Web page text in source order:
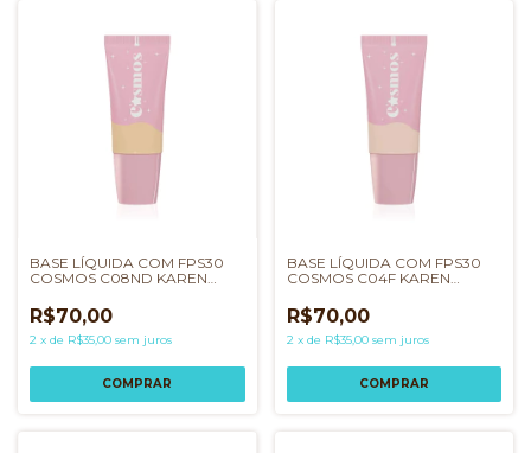
BASE LÍQUIDA COM FPS30
COSMOS C08ND KAREN
R$70,00
2 x de R$35,00 sem juros
BASE LÍQUIDA COM FPS30
COSMOS C04F KAREN
R$70,00
2 x de R$35,00 sem juros